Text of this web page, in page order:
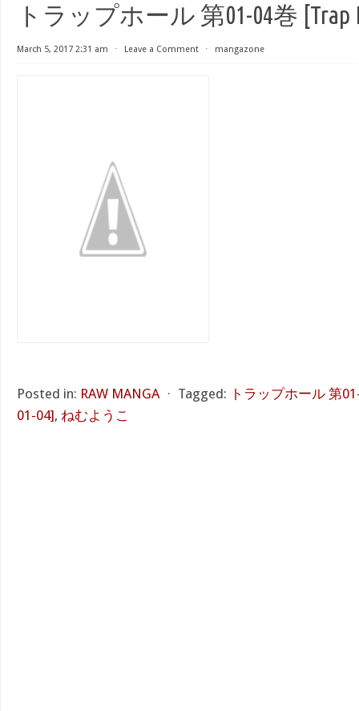
トラップホール 第01-04巻 [Trap
March 5, 2017 2:31 am ⋅ Leave a Comment ⋅ mangazone
Posted in: RAW MANGA ⋅ Tagged: トラップホール 第
01-04], ねむようこ